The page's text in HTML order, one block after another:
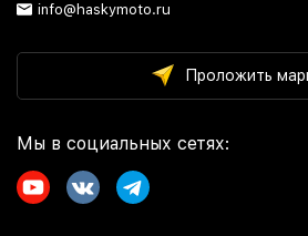
info@haskymoto.ru
Проложить
Мы в социальных сетях: